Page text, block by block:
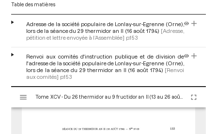
Table des matières
Adresse de la société populaire de Lonlay-sur-Egrenne (Orne),
lors de la séance du 29 thermidor an II (16 août 1794) [Adresse,
pétition et lettre envoyée à l’Assemblée] p.153
Renvoi aux comités d'instruction publique et de division de
l'adresse de la société populaire de Lonlay-sur-Egrenne (Orne),
lors de la séance du 29 thermidor an II (16 août 1794) [Renvoi
aux comités] p.153
s